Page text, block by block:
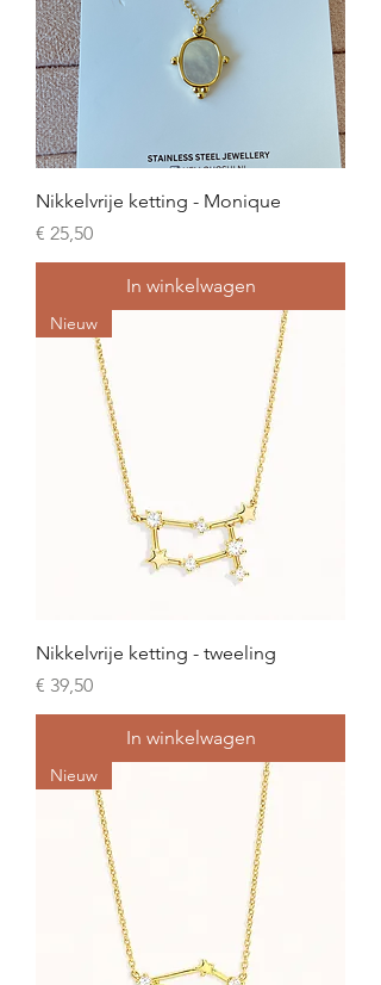
Nikkelvrije ketting - Monique
Prijs
€ 25,50
In winkelwagen
Nieuw
Nikkelvrije ketting - tweeling
Prijs
€ 39,50
In winkelwagen
Nieuw